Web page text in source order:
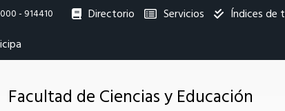
- 914410 Directorio Servicios
Índices de
Facultad de Ciencias y Educación